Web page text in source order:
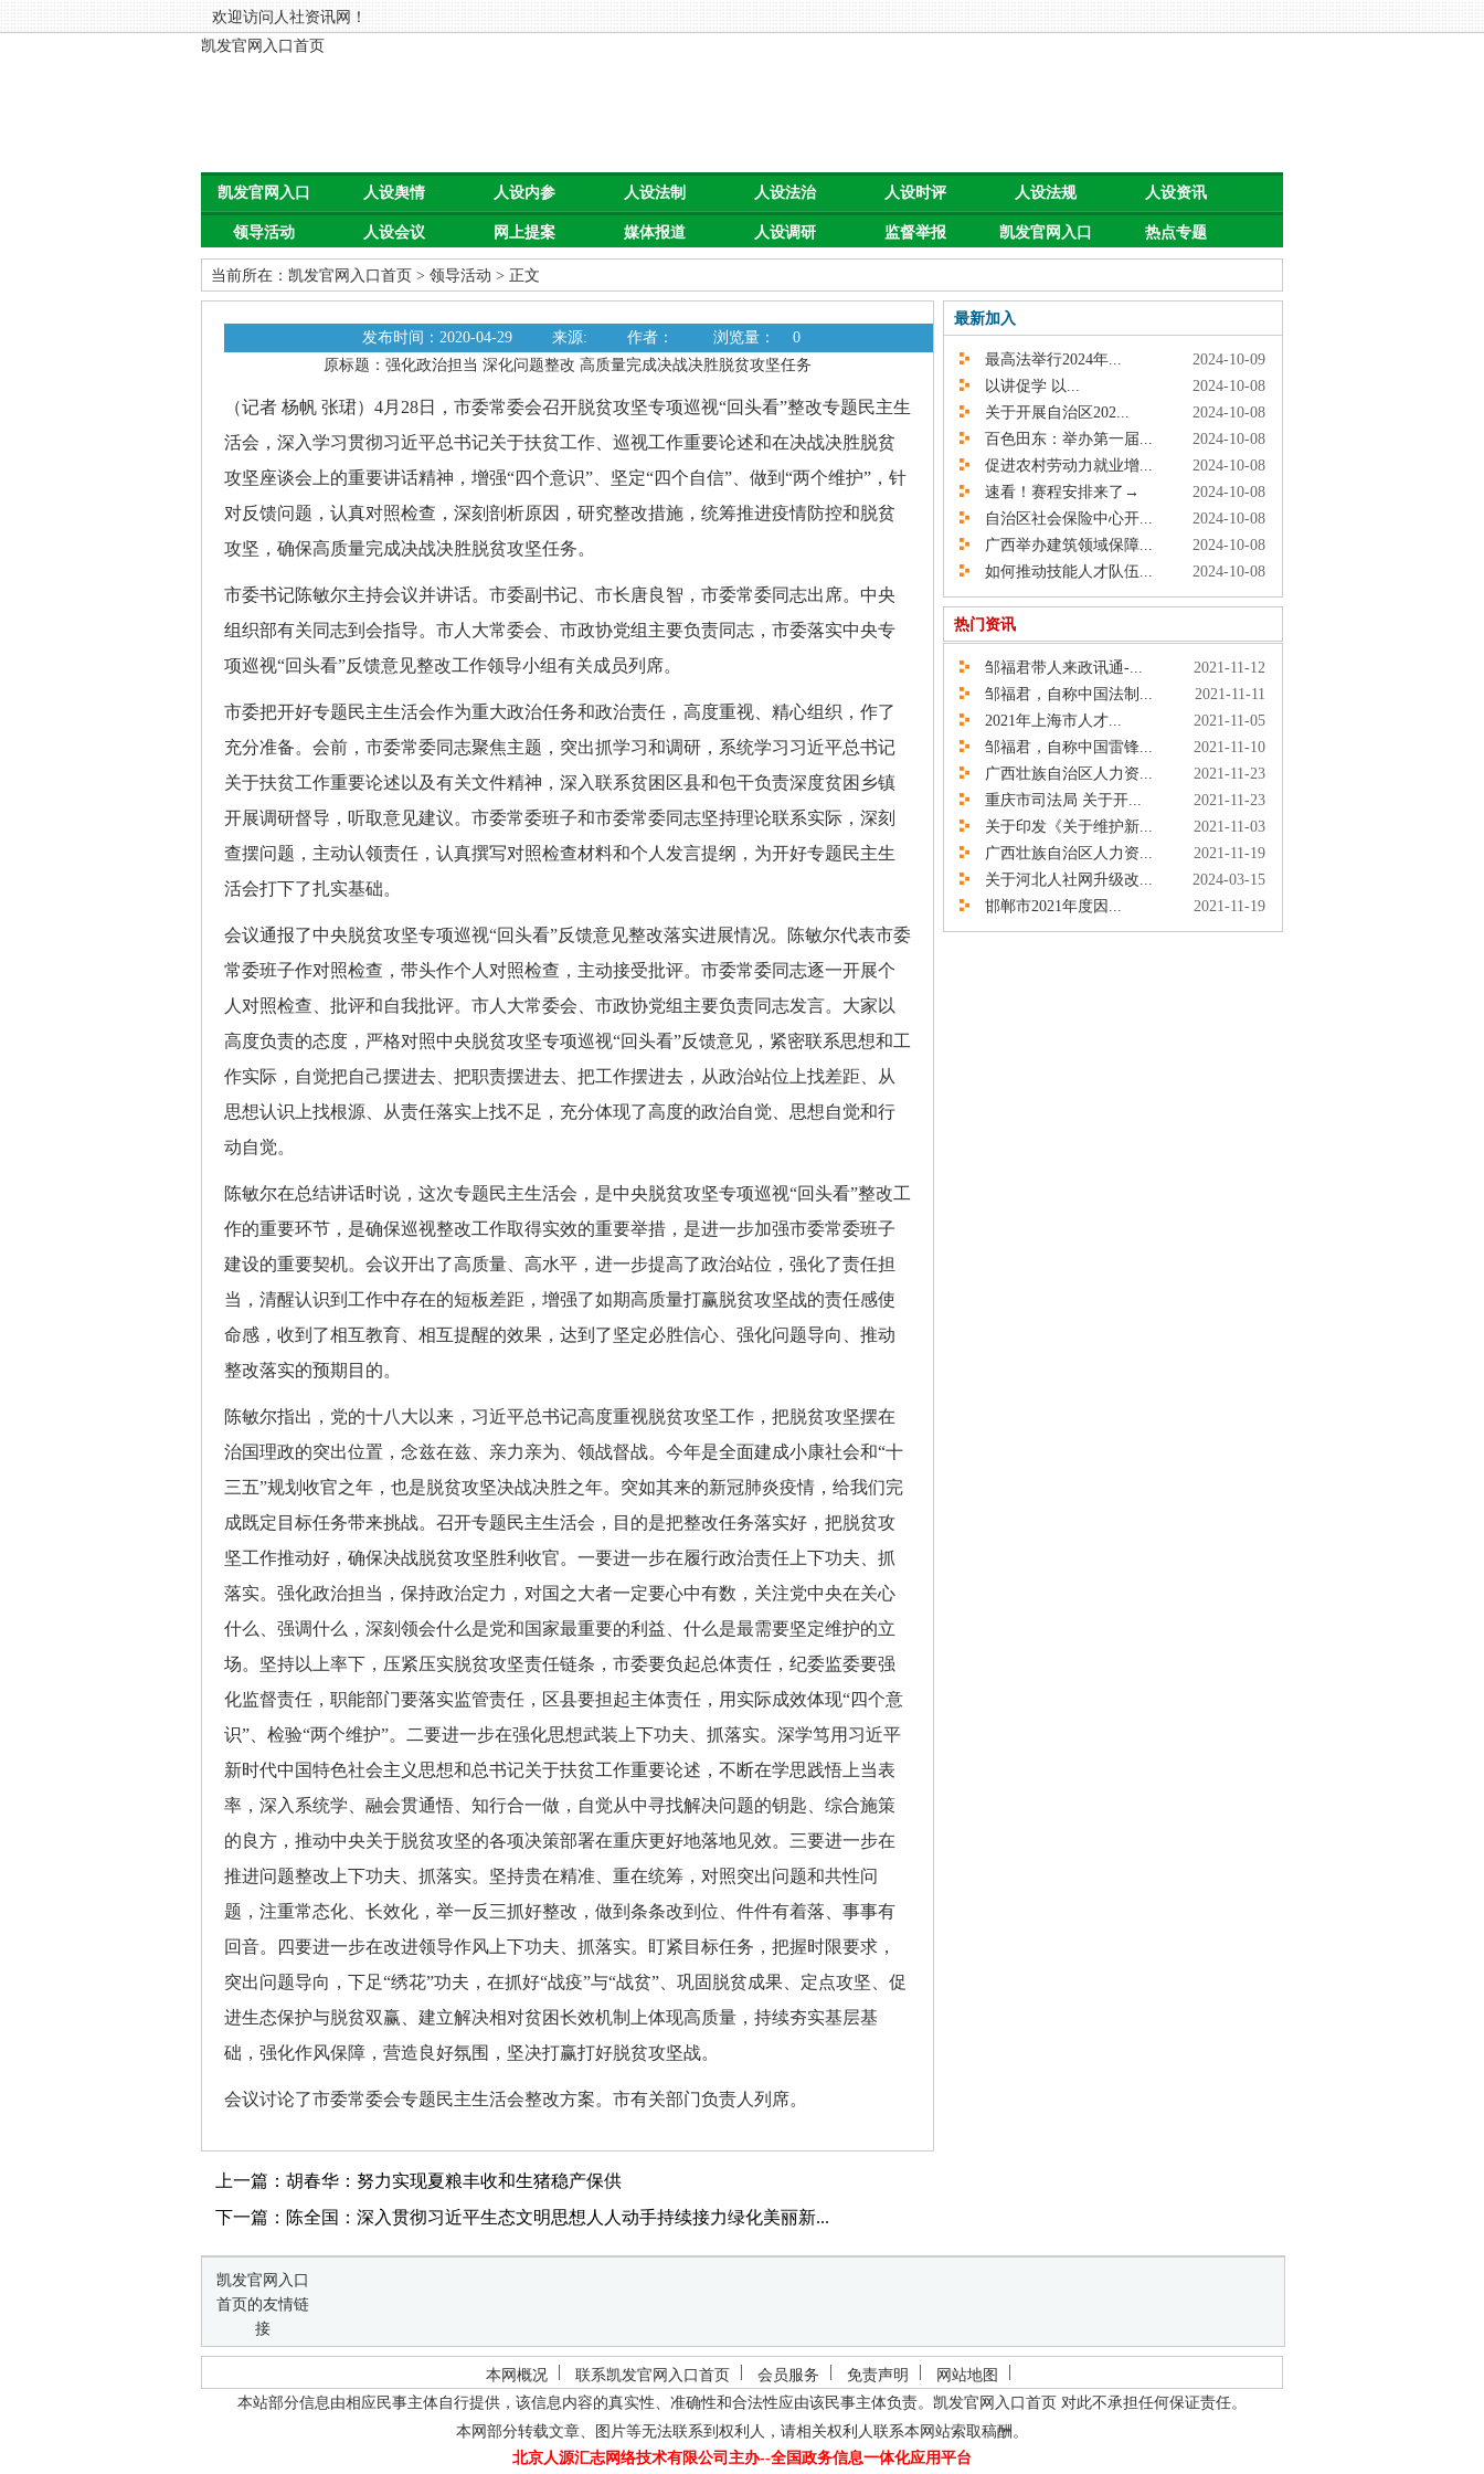
欢迎访问人社资讯网！
凯发官网入口首页
凯发官网入口
首页
人设舆情 人设内参 人设法制 人设法治 人设时评 人设法规 人设资讯
领导活动 人设会议 网上提案 媒体报道 人设调研 监督举报 凯发官网入口 热点专题
当前所在： 凯发官网入口首页 > 领导活动 > 正文
发布时间：2020-04-29 来源: 作者： 浏览量：
0
原标题：强化政治担当 深化问题整改 高质量完成决战决胜脱贫攻坚任务
（记者 杨帆 张珺）4月28日，市委常委会召开脱贫攻坚专项巡视“回头看”整改专题民主生
活会，深入学习贯彻习近平总书记关于扶贫工作、巡视工作重要论述和在决战决胜脱贫
攻坚座谈会上的重要讲话精神，增强“四个意识”、坚定“四个自信”、做到“两个维护”，针
对反馈问题，认真对照检查，深刻剖析原因，研究整改措施，统筹推进疫情防控和脱贫
攻坚，确保高质量完成决战决胜脱贫攻坚任务。
市委书记陈敏尔主持会议并讲话。市委副书记、市长唐良智，市委常委同志出席。中央
组织部有关同志到会指导。市人大常委会、市政协党组主要负责同志，市委落实中央专
项巡视“回头看”反馈意见整改工作领导小组有关成员列席。
市委把开好专题民主生活会作为重大政治任务和政治责任，高度重视、精心组织，作了
充分准备。会前，市委常委同志聚焦主题，突出抓学习和调研，系统学习习近平总书记
关于扶贫工作重要论述以及有关文件精神，深入联系贫困区县和包干负责深度贫困乡镇
开展调研督导，听取意见建议。市委常委班子和市委常委同志坚持理论联系实际，深刻
查摆问题，主动认领责任，认真撰写对照检查材料和个人发言提纲，为开好专题民主生
活会打下了扎实基础。
会议通报了中央脱贫攻坚专项巡视“回头看”反馈意见整改落实进展情况。陈敏尔代表市委
常委班子作对照检查，带头作个人对照检查，主动接受批评。市委常委同志逐一开展个
人对照检查、批评和自我批评。市人大常委会、市政协党组主要负责同志发言。大家以
高度负责的态度，严格对照中央脱贫攻坚专项巡视“回头看”反馈意见，紧密联系思想和工
作实际，自觉把自己摆进去、把职责摆进去、把工作摆进去，从政治站位上找差距、从
思想认识上找根源、从责任落实上找不足，充分体现了高度的政治自觉、思想自觉和行
动自觉。
陈敏尔在总结讲话时说，这次专题民主生活会，是中央脱贫攻坚专项巡视“回头看”整改工
作的重要环节，是确保巡视整改工作取得实效的重要举措，是进一步加强市委常委班子
建设的重要契机。会议开出了高质量、高水平，进一步提高了政治站位，强化了责任担
当，清醒认识到工作中存在的短板差距，增强了如期高质量打赢脱贫攻坚战的责任感使
命感，收到了相互教育、相互提醒的效果，达到了坚定必胜信心、强化问题导向、推动
整改落实的预期目的。
陈敏尔指出，党的十八大以来，习近平总书记高度重视脱贫攻坚工作，把脱贫攻坚摆在
治国理政的突出位置，念兹在兹、亲力亲为、领战督战。今年是全面建成小康社会和“十
三五”规划收官之年，也是脱贫攻坚决战决胜之年。突如其来的新冠肺炎疫情，给我们完
成既定目标任务带来挑战。召开专题民主生活会，目的是把整改任务落实好，把脱贫攻
坚工作推动好，确保决战脱贫攻坚胜利收官。一要进一步在履行政治责任上下功夫、抓
落实。强化政治担当，保持政治定力，对国之大者一定要心中有数，关注党中央在关心
什么、强调什么，深刻领会什么是党和国家最重要的利益、什么是最需要坚定维护的立
场。坚持以上率下，压紧压实脱贫攻坚责任链条，市委要负起总体责任，纪委监委要强
化监督责任，职能部门要落实监管责任，区县要担起主体责任，用实际成效体现“四个意
识”、检验“两个维护”。二要进一步在强化思想武装上下功夫、抓落实。深学笃用习近平
新时代中国特色社会主义思想和总书记关于扶贫工作重要论述，不断在学思践悟上当表
率，深入系统学、融会贯通悟、知行合一做，自觉从中寻找解决问题的钥匙、综合施策
的良方，推动中央关于脱贫攻坚的各项决策部署在重庆更好地落地见效。三要进一步在
推进问题整改上下功夫、抓落实。坚持贵在精准、重在统筹，对照突出问题和共性问
题，注重常态化、长效化，举一反三抓好整改，做到条条改到位、件件有着落、事事有
回音。四要进一步在改进领导作风上下功夫、抓落实。盯紧目标任务，把握时限要求，
突出问题导向，下足“绣花”功夫，在抓好“战疫”与“战贫”、巩固脱贫成果、定点攻坚、促
进生态保护与脱贫双赢、建立解决相对贫困长效机制上体现高质量，持续夯实基层基
础，强化作风保障，营造良好氛围，坚决打赢打好脱贫攻坚战。
会议讨论了市委常委会专题民主生活会整改方案。市有关部门负责人列席。
上一篇：胡春华：努力实现夏粮丰收和生猪稳产保供
下一篇：陈全国：深入贯彻习近平生态文明思想人人动手持续接力绿化美丽新...
最新加入
最高法举行2024年...
2024-10-09
以讲促学 以...
2024-10-08
关于开展自治区202...
2024-10-08
百色田东：举办第一届...
2024-10-08
促进农村劳动力就业增...
2024-10-08
速看！赛程安排来了→
2024-10-08
自治区社会保险中心开...
2024-10-08
广西举办建筑领域保障...
2024-10-08
如何推动技能人才队伍...
2024-10-08
热门资讯
邹福君带人来政讯通-...
2021-11-12
邹福君，自称中国法制...
2021-11-11
2021年上海市人才...
2021-11-05
邹福君，自称中国雷锋...
2021-11-10
广西壮族自治区人力资...
2021-11-23
重庆市司法局 关于开...
2021-11-23
关于印发《关于维护新...
2021-11-03
广西壮族自治区人力资...
2021-11-19
关于河北人社网升级改...
2024-03-15
邯郸市2021年度因...
2021-11-19
凯发官网入口
首页的友情链
接
本网概况 联系凯发官网入口首页 会员服务 免责声明
网站地图
本站部分信息由相应民事主体自行提供，该信息内容的真实性、准确性和合法性应由该民事主体负责。 凯发官网入口首页 对此不承担任何保证责任。
本网部分转载文章、图片等无法联系到权利人，请相关权利人联系本网站索取稿酬。
北京人源汇志网络技术有限公司主办--全国政务信息一体化应用平台